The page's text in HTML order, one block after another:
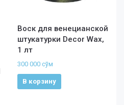
Воск для венецианской
штукатурки Decor Wax,
1 лт
300 000 сўм
В корзину